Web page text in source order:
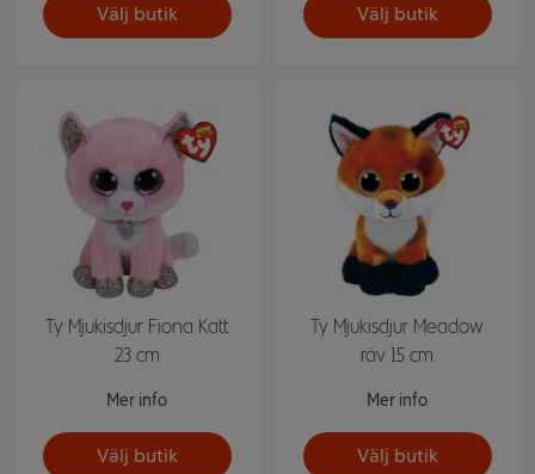
Välj butik Välj butik
Ty Mjukisdjur Fiona Katt
23 cm
Mer info
Välj butik
Ty Mjukisdjur Meadow
räv 15 cm
Mer info
Välj butik